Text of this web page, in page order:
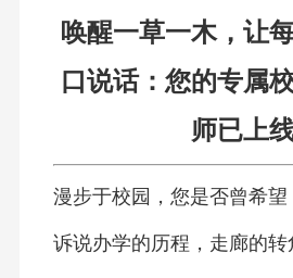
唤醒一草一木，让
口说话：您的专属
师已上
漫步于校园，您是否曾希
诉说办学的历程，走廊的